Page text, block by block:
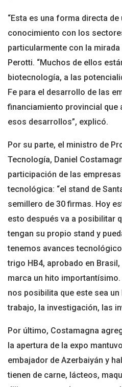
“Esta es una forma directa
conocimiento con los
particularmente con la
Perotti. “Muchos de ellos
biotecnología, a las
Fe para el desarrollo de las
financiamiento provincial que
esos desarrollos”, explicó.
Por su parte, el ministro de
Tecnología, Daniel
participación de las
tecnológica: “el stand de
semillero de 30 firmas. Hoy
esto después va a posibilitar
tengan su propio stand y
tenemos avances
trigo HB4, aprobado en
marca un hito
nos posibilita que este sea
trabajo, la investigación, las
Por último, Costamagna
la apertura de la expo
embajador de Azerbaiyán y
tienen de carne, lácteos,